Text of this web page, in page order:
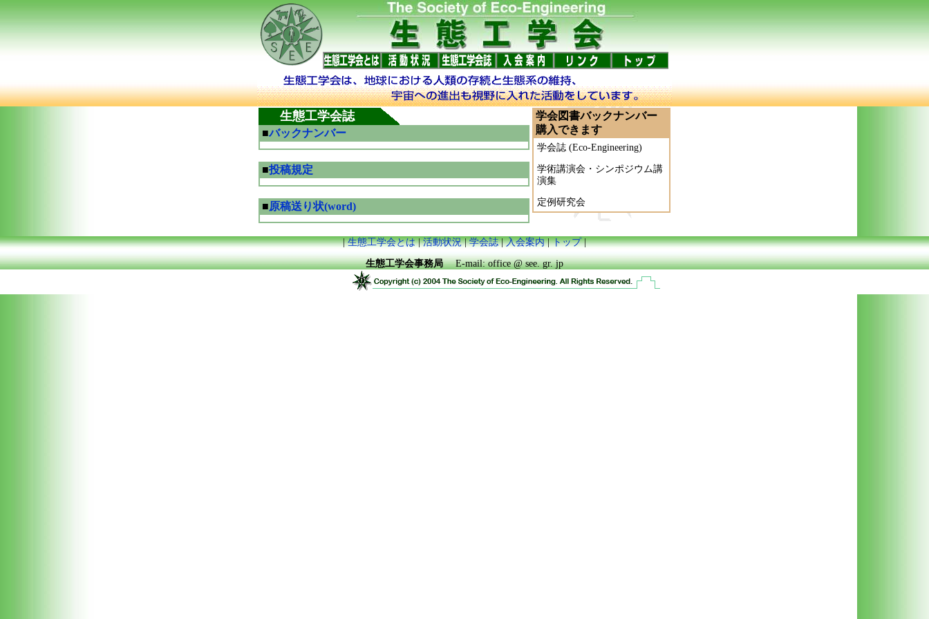
生態工学会誌
■バックナンバー
■投稿規定
■原稿送り状(word)
学会図書バックナンバー
購入できます
学会誌 (Eco-Engineering)
学術講演会・シンポジウム講
演集
定例研究会
|生態工学会とは|活動状況|学会誌|入会案内|トップ|
生態工学会事務局E-mail: office @ see. gr. jp